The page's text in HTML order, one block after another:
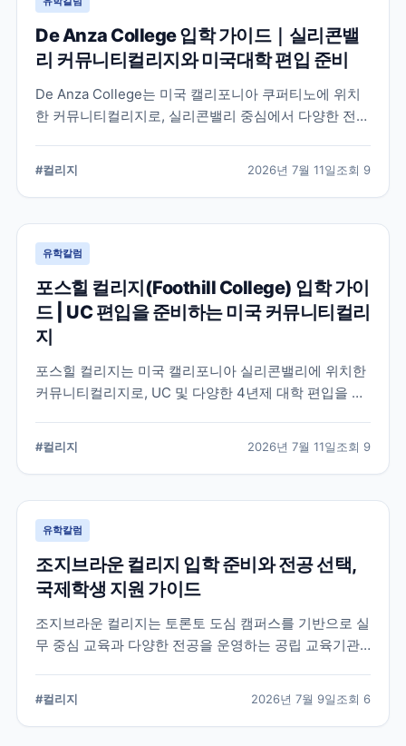
De Anza College 입학 가이드｜실리콘밸
리 커뮤니티컬리지와 미국대학 편입 준비
De Anza College는 미국 캘리포니아 쿠퍼티노에 위치
한 커뮤니티컬리지로, 실리콘밸리 중심에서 다양한 전공
으로 정리했습니다.
#컬리지 2026년 7월 11일조회 9
유학칼럼
포스힐 컬리지(Foothill College) 입학 가이
드 | UC 편입을 준비하는 미국 커뮤니티컬리
지
포스힐 컬리지는 미국 캘리포니아 실리콘밸리에 위치한
커뮤니티컬리지로, UC 및 다양한 4년제 대학 편입을 목
으로 입학 준비에 필요한 내용을 정리했습니다.
#컬리지 2026년 7월 11일조회 9
유학칼럼
조지브라운 컬리지 입학 준비와 전공 선택,
국제학생 지원 가이드
조지브라운 컬리지는 토론토 도심 캠퍼스를 기반으로 실
무 중심 교육과 다양한 전공을 운영하는 공립 교육기관
#컬리지 2026년 7월 9일조회 6